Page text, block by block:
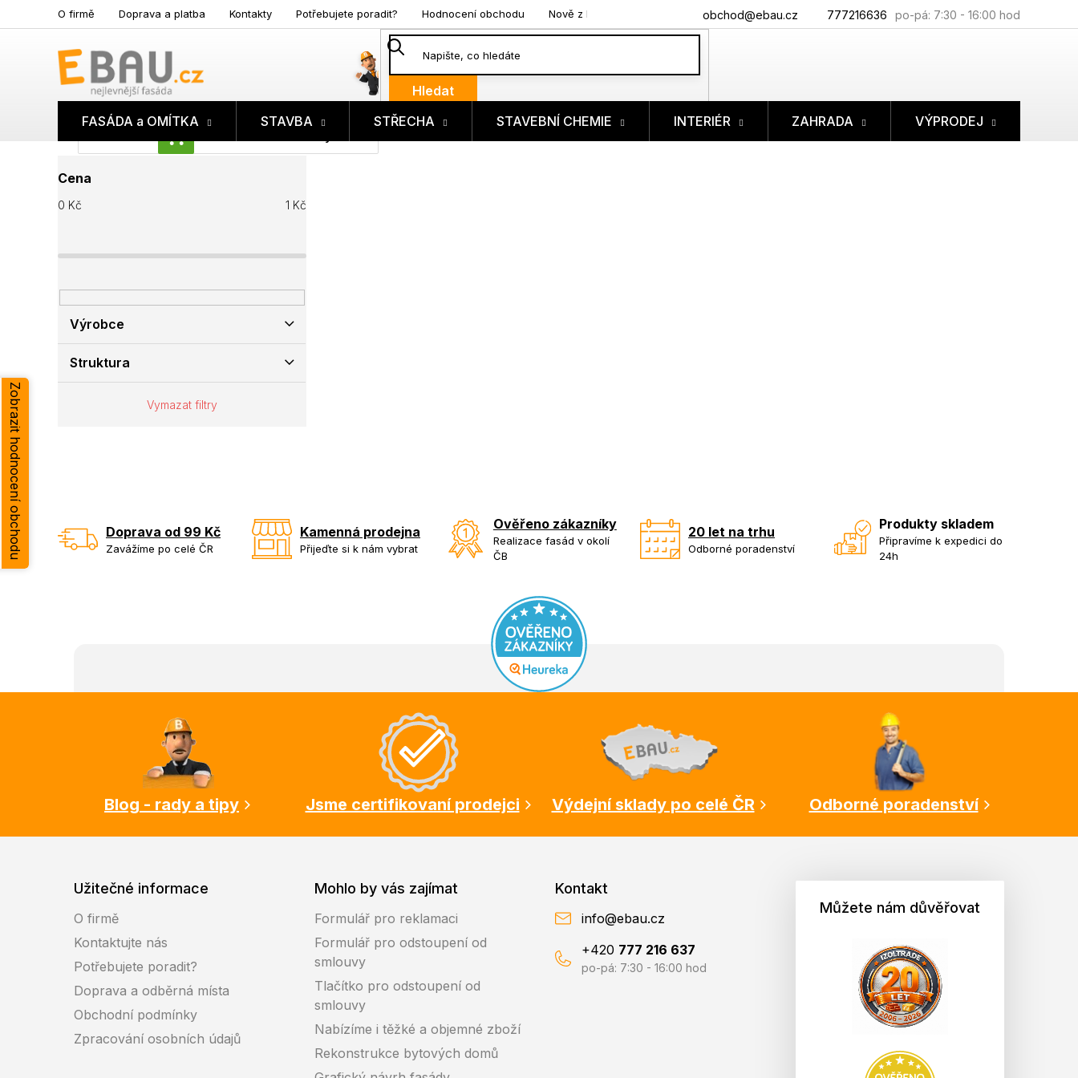
na
777216636
obchod@ebau.cz
O firmě Doprava a platba Kontakty Potřebujete poradit? Hodnocení obchodu Nově z blogu
Hledat
NÁKUPNÍ
FASÁDA a OMÍTKA STAVBA STŘECHA STAVEBNÍ CHEMIE INTERIÉR ZAHRADA VÝPRODEJ
o
s
a
n
í
a
Cena
0 Kč 1 Kč
Výrobce
Struktura
Vymazat filtry
Doprava od 99 Kč
Zavážíme po celé ČR
Kamenná prodejna
Přijeďte si k nám vybrat
Ověřeno zákazníky
Realizace fasád v okolí
ČB
20 let na trhu
Odborné poradenství
Produkty skladem
Připravíme k expedici do
24h
Blog - rady a tipy
Jsme certifikovaní prodejci Výdejní sklady po celé ČR Odborné poradenství
Užitečné informace
O firmě
Kontaktujte nás
Potřebujete poradit?
Doprava a odběrná místa
Obchodní podmínky
Zpracování osobních údajů
Mohlo by vás zajímat
Formulář pro reklamaci
Formulář pro odstoupení od
smlouvy
Tlačítko pro odstoupení od
smlouvy
Nabízíme i těžké a objemné zboží
Rekonstrukce bytových domů
Kontakt
info@ebau.cz
+420 777 216 637
po-pá: 7:30 - 16:00 hod
Můžete nám důvěřovat
Zobrazit hodnocení obchodu